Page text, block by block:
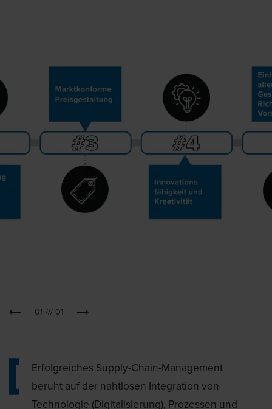
01 /// 01
Erfolgreiches Supply-Chain-Management
beruht auf der nahtlosen Integration von
Technologie (Digitalisierung), Prozessen und